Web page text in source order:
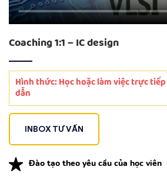
Coaching 1:1 – IC design
Hình thức: Học hoặc làm việc trực
dẫn
INBOX TƯ VẤN
Đào tạo theo yêu cầu của học viên